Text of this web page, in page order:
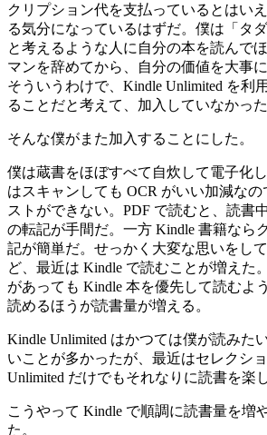
クリプション代を支払っているとはい
る気分になっているはずだ。僕は「タ
と考えるような人に自分の本を読んで
マンを辞めてから、自分の価値を大事
そういうわけで、Kindle Unlimited を利
ることだと考えて、加入していなかった
そんな僕がまた加入することにした。
僕は蔵書をほぼすべて自炊して電子化
はスキャンしても OCR がいい加減な
ストができない。PDF で読むと、読書
の転記が手間だ。一方 Kindle 書籍なら
記が簡単だ。せっかく大変な思いをし
ど、最近は Kindle で読むことが増えた
があっても Kindle 本を優先して読むよ
読めるほうが読書量が増える。
Kindle Unlimited はかつては僕が読みた
いことが多かったが、最近はセレクシ
Unlimited だけでもそれなりに読書を楽
こうやって Kindle で順調に読書量を増
た。